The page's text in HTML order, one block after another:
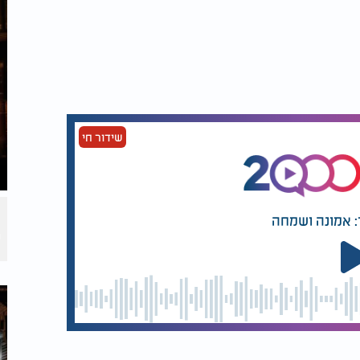
כי יש משהו כבד. צריך לדעת שהחיים כרגע
שלי. אני מגיע לכותל המערבי, מדבר עם
לי איתו, ונותן להם תובנות לחיים. אנשים
מה שהוא מדבר. לפעמים תוך כדי שיחה
שנתיים. אנשים פשוט באמצע עוצרים,
וגם את עצמנו, בגלל עצם העובדה
יותר טובים ויותר נחמדים. רק כך נוכל
טוב לכולנו. רק צריך להסתכל בגובה
שידור חי
אמונה ושמחה